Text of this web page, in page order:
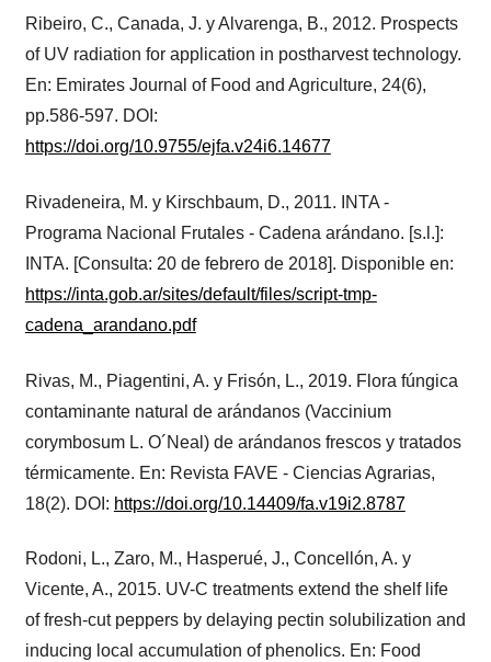
Ribeiro, C., Canada, J. y Alvarenga, B., 2012. Prospects
of UV radiation for application in postharvest technology.
En: Emirates Journal of Food and Agriculture, 24(6),
pp.586-597. DOI:
https://doi.org/10.9755/ejfa.v24i6.14677
Rivadeneira, M. y Kirschbaum, D., 2011. INTA -
Programa Nacional Frutales - Cadena arándano. [s.l.]:
INTA. [Consulta: 20 de febrero de 2018]. Disponible en:
https://inta.gob.ar/sites/default/files/script-tmp-
cadena_arandano.pdf
Rivas, M., Piagentini, A. y Frisón, L., 2019. Flora fúngica
contaminante natural de arándanos (Vaccinium
corymbosum L. O´Neal) de arándanos frescos y tratados
térmicamente. En: Revista FAVE - Ciencias Agrarias,
18(2). DOI: https://doi.org/10.14409/fa.v19i2.8787
Rodoni, L., Zaro, M., Hasperué, J., Concellón, A. y
Vicente, A., 2015. UV-C treatments extend the shelf life
of fresh-cut peppers by delaying pectin solubilization and
inducing local accumulation of phenolics. En: Food